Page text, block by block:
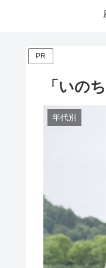
PR
「いの
年代別